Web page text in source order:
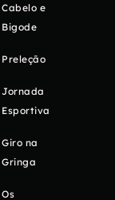
Cabelo e
Bigode
Preleção
Jornada
Esportiva
Giro na
Gringa
Os